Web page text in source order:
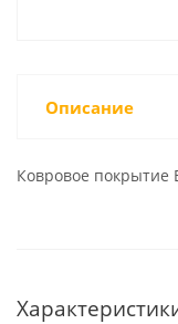
Описание
Ковровое покрытие